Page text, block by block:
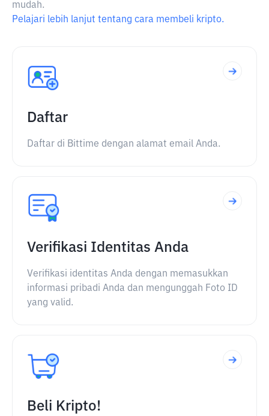
mudah.
Pelajari lebih lanjut tentang cara membeli kripto.
Daftar
Daftar di Bittime dengan alamat email Anda.
Verifikasi Identitas Anda
Verifikasi identitas Anda dengan memasukkan
informasi pribadi Anda dan mengunggah Foto ID
yang valid.
Beli Kripto!